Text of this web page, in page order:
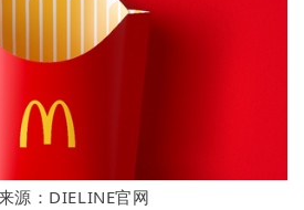
源：DIELINE官网